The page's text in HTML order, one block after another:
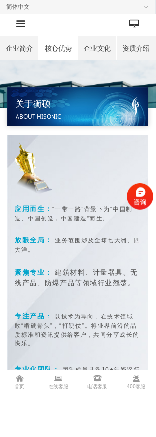
넡
끀
ꀅ
简体中文
关于衡硕
ABOUT HISONIC
应用而生： “一带一路”背景下为“中国制
造、中国创造，中国建造”而生。
放眼全局：
业务范围涉及全球七大洲、四
大洋。
聚焦专业：
建筑材料、计量器具、无
线产品、防爆产品等领域行业翘楚。
专注产品：
以技术为导向，在技术领域
敢“啃硬骨头”，“打硬仗”。将业界前沿的品
质标准和资讯提供给客户，共同分享成长的
快乐。
专业化团队： 团队成员具备10+年资深行
业经验，行业积淀领先。
企业简介 核心优势 企业文化 资质介绍
낀
首页
뀵
在线客服
뀰
电话客服
끤
400客服